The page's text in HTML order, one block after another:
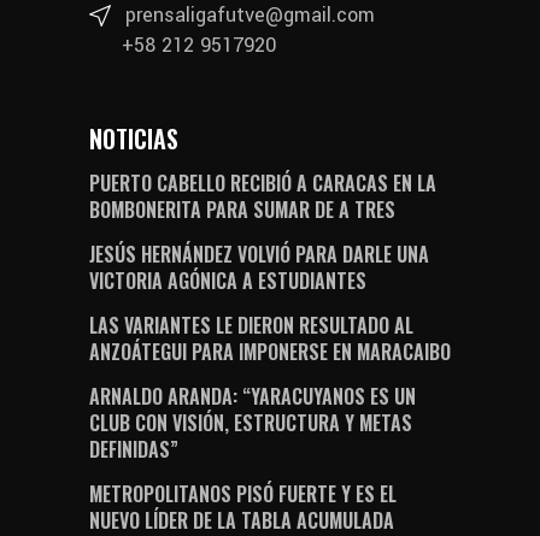
prensaligafutve@gmail.com
+58 212 9517920
NOTICIAS
PUERTO CABELLO RECIBIÓ A CARACAS EN LA
BOMBONERITA PARA SUMAR DE A TRES
JESÚS HERNÁNDEZ VOLVIÓ PARA DARLE UNA
VICTORIA AGÓNICA A ESTUDIANTES
LAS VARIANTES LE DIERON RESULTADO AL
ANZOÁTEGUI PARA IMPONERSE EN MARACAIBO
ARNALDO ARANDA: “YARACUYANOS ES UN
CLUB CON VISIÓN, ESTRUCTURA Y METAS
DEFINIDAS”
METROPOLITANOS PISÓ FUERTE Y ES EL
NUEVO LÍDER DE LA TABLA ACUMULADA